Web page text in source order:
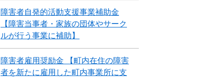
障害者自発的活動支援事業補助金
【障害当事者・家族の団体やサーク
ルが行う事業に補助】
障害者雇用奨励金 【町内在住の障害
者を新たに雇用した町内事業所に支